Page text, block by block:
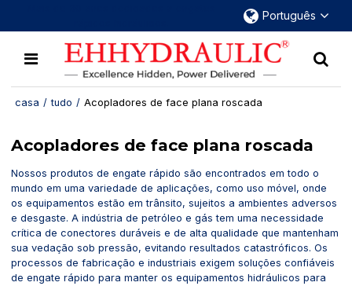
Português
casa / tudo / Acopladores de face plana roscada
Acopladores de face plana roscada
Nossos produtos de engate rápido são encontrados em todo o
mundo em uma variedade de aplicações, como uso móvel, onde
os equipamentos estão em trânsito, sujeitos a ambientes adversos
e desgaste. A indústria de petróleo e gás tem uma necessidade
crítica de conectores duráveis e de alta qualidade que mantenham
sua vedação sob pressão, evitando resultados catastróficos. Os
processos de fabricação e industriais exigem soluções confiáveis
de engate rápido para manter os equipamentos hidráulicos para